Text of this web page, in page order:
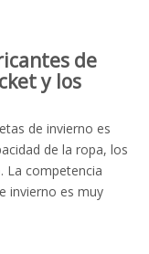
de
y los
de invierno es
de la ropa, los
La competencia
invierno es muy